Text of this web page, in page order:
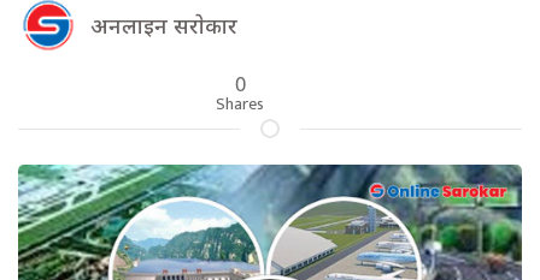
अनलाइन सराेकार
0
Shares